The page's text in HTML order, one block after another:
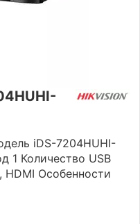
iDS-7204HUHI-
1 Количество USB
HDMI Особенности